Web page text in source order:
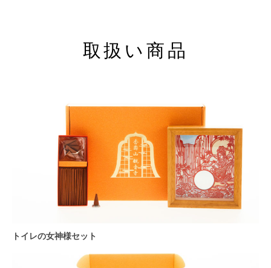
取扱い商品
トイレの女神様セット